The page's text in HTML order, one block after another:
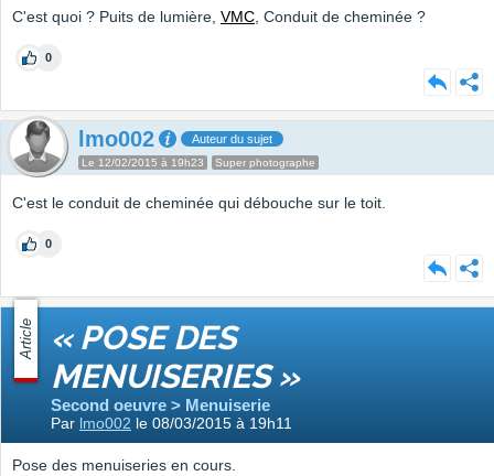
C'est quoi ? Puits de lumière, VMC , Conduit de cheminée ?
0
lmo002 Auteur du sujet
Le 12/02/2015 à 19h23 Super photographe
C'est le conduit de cheminée qui débouche sur le toit.
0
Article « POSE DES
MENUISERIES »
Second oeuvre > Menuiserie
Par lmo002 le 08/03/2015 à 19h11
Pose des menuiseries en cours.